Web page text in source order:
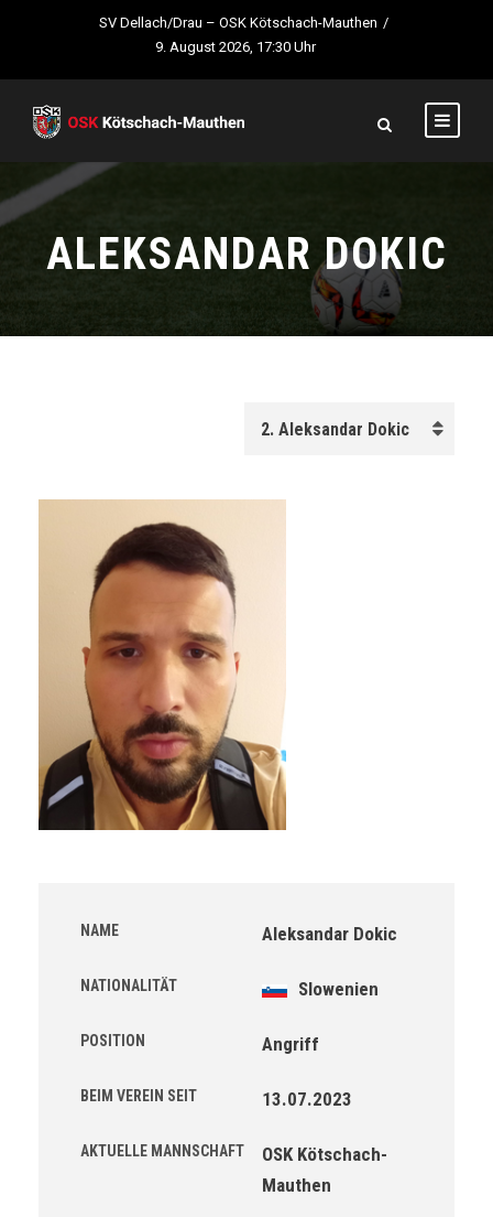
SV Dellach/Drau – OSK Kötschach-Mauthen /
9. August 2026, 17:30 Uhr
ALEKSANDAR DOKIC
NAME Aleksandar Dokic
NATIONALITÄT Slowenien
POSITION Angriff
BEIM VEREIN SEIT 13.07.2023
AKTUELLE MANNSCHAFT
OSK Kötschach-
Mauthen